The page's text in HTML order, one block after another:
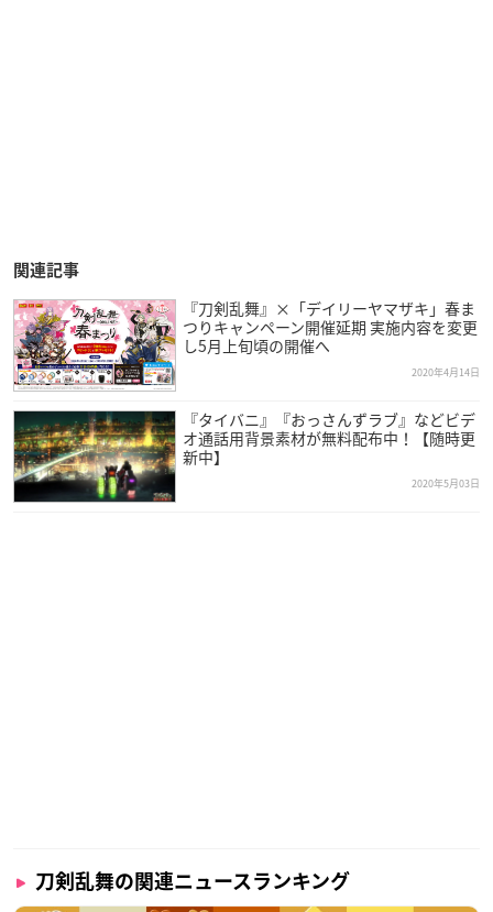
関連記事
『刀剣乱舞』×「デイリーヤマザキ」春ま
つりキャンペーン開催延期 実施内容を変更
し5月上旬頃の開催へ
2020年4月14日
『タイバニ』『おっさんずラブ』などビデ
オ通話用背景素材が無料配布中！【随時更
新中】
2020年5月03日
刀剣乱舞の関連ニュースランキング